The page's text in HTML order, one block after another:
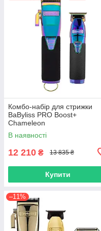
Комбо-набір для стрижки
BaByliss PRO Boost+
Chameleon
(FX8700IBPE+FX7870IBPE)
В наявності
12 210 ₴ 13 835 ₴
Купити
–11%